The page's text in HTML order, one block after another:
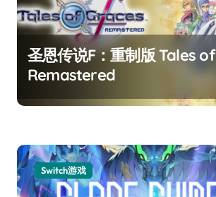
圣恩传说F：重制版 Tales
Remastered
Switch游戏